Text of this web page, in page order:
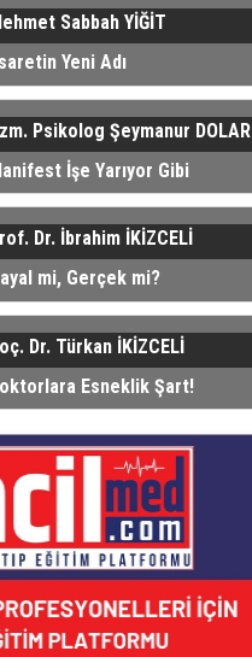
Sabbah YİĞİT
Yeni Adı
Psikolog Şeymanur DOLAR
İşe Yarıyor Gibi
Neden?
Dr. İbrahim İKİZCELİ
mi, Gerçek mi?
Dr. Türkan İKİZCELİ
Esneklik Şart!